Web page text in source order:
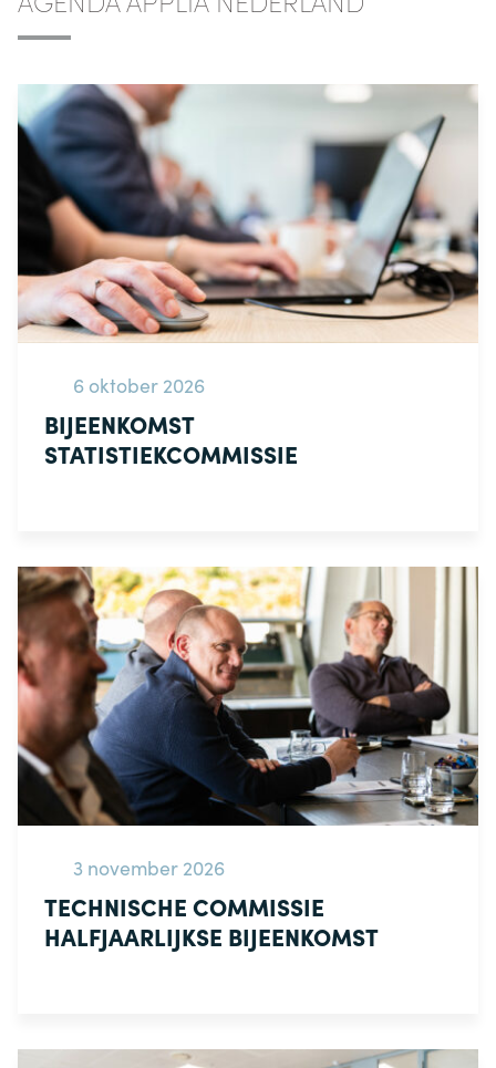
6 oktober 2026
BIJEENKOMST
STATISTIEKCOMMISSIE
3 november 2026
TECHNISCHE COMMISSIE
HALFJAARLIJKSE BIJEENKOMST